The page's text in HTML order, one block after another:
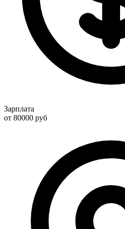
Зарплата
от 80000 руб